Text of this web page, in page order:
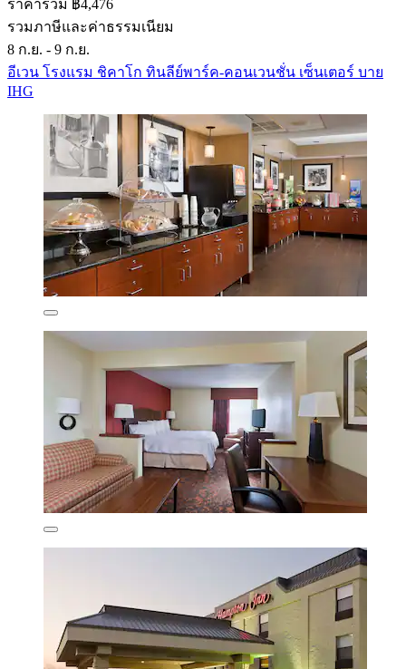
ราคารวม ฿4,476
รวมภาษีและค่าธรรมเนียม
8 ก.ย. - 9 ก.ย.
อีเวน โรงแรม ชิคาโก ทินลีย์พาร์ค-คอนเวนชั่น เซ็นเตอร์ บาย
IHG